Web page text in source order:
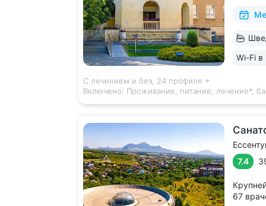
Wi-Fi в
С лечением и без, 24 профиля
Включено: Проживание, питание, лечение*,
7.4
67